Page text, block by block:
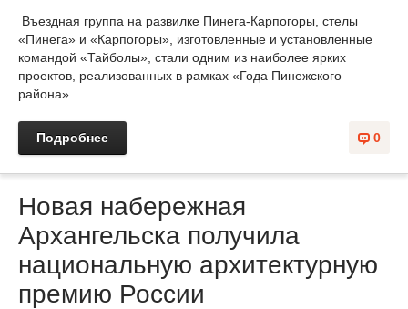
Въездная группа на развилке Пинега-Карпогоры, стелы
«Пинега» и «Карпогоры», изготовленные и установленные
командой «Тайболы», стали одним из наиболее ярких
проектов, реализованных в рамках «Года Пинежского
района».
0
Подробнее
Новая набережная
Архангельска получила
национальную архитектурную
премию России